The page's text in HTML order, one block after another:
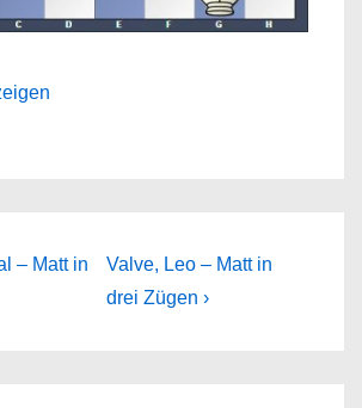
– Matt in
Next
Post
Valve, Leo – Matt in
drei Zügen ›